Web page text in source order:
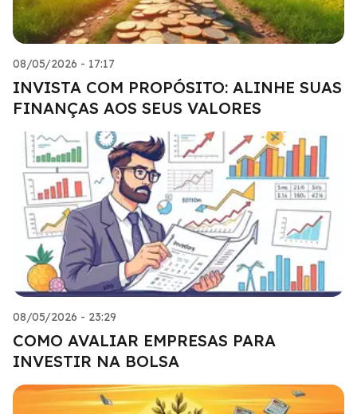
08/05/2026 - 17:17
INVISTA COM PROPÓSITO: ALINHE SUAS
FINANÇAS AOS SEUS VALORES
08/05/2026 - 23:29
COMO AVALIAR EMPRESAS PARA
INVESTIR NA BOLSA